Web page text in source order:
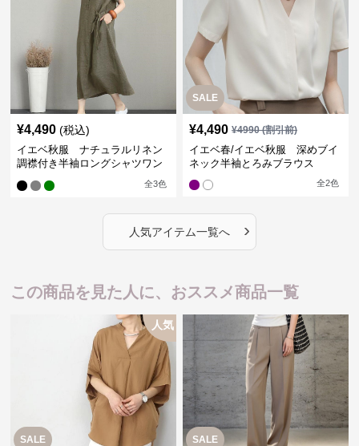
¥4,490 (税込)
イエベ秋服 ナチュラルリネン
調襟付き半袖ロングシャツワン
全3色
SALE
¥4,490 ¥4990(割引前)
イエベ春/イエベ秋服 深めブイ
ネック半袖とろみブラウス
全2色
人気アイテム一覧へ ›
この商品を見た人に、おススメ商品一覧
SALE
人気
SALE